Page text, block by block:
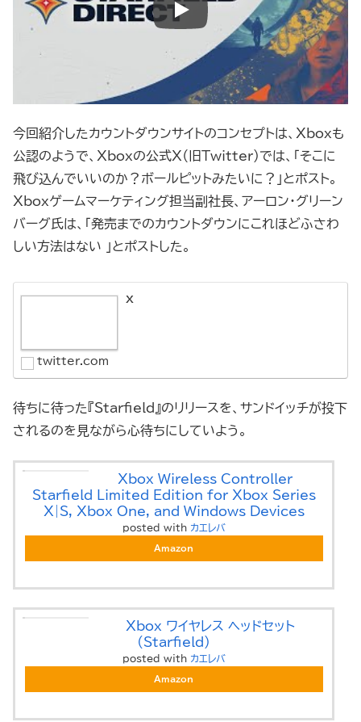
今回紹介したカウントダウンサイトのコンセプトは、Xboxも
公認のようで、Xboxの公式X（旧Twitter）では、「そこに
飛び込んでいいのか？ボールピットみたいに？」とポスト。
Xboxゲームマーケティング担当副社長、アーロン・グリーン
バーグ氏は、「発売までのカウントダウンにこれほどふさわ
しい方法はない 」とポストした。
X
twitter.com
待ちに待った『Starfield』のリリースを、サンドイッチが投下
されるのを見ながら心待ちにしていよう。
Xbox Wireless Controller –
Starfield Limited Edition for Xbox Series
X|S, Xbox One, and Windows Devices
posted with カエレバ
Amazon
Xbox ワイヤレス ヘッドセット
(Starfield)
posted with カエレバ
Amazon